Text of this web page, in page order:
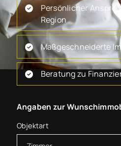
Persönlicher
Region
Maßgeschneiderte
Beratung zu
Angaben zur
Objektart